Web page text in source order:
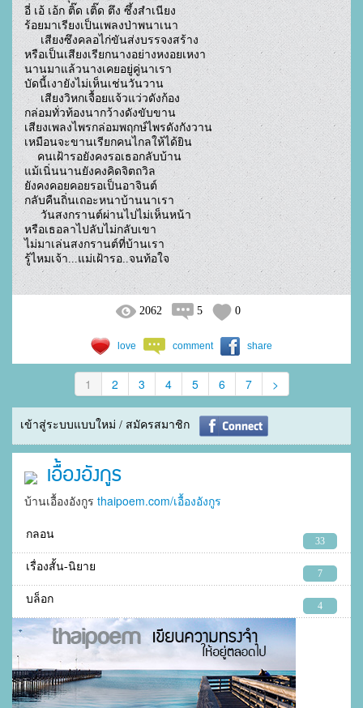
อี่ เอ้ เอ้ก ติ๊ด เติ๊ด ตึง ซึ้งสำเนียง
ร้อยมาเรียงเป็นเพลงป่าพนาเนา
     เสียงซึงคลอไก่ขันส่งบรรจงสร้าง
หรือเป็นเสียงเรียกนางอย่างหงอยเหงา
นานมาแล้วนางเคยอยู่คู่นาเรา
บัดนี้เงายังไม่เห็นเช่นวันวาน
     เสียงวิหกเจื้อยแจ้วแว่วดังก้อง
กล่อมทั่วท้องนากว้างดังขับขาน
เสียงเพลงไพรกล่อมพฤกษ์ไพรดังกังวาน
เหมือนจะขานเรียกคนไกลให้ได้ยิน
แม้เนิ่นนานยังคงคิดจิตถวิล
ยังคงคอยคอยรอเป็นอาจินต์
กลับคืนถิ่นเถอะหนาบ้านนาเรา
     วันสงกรานต์ผ่านไปไม่เห็นหน้า
หรือเธอลาไปลับไม่กลับเขา
ไม่มาเล่นสงกรานต์ที่บ้านเรา
รู้ไหมเจ้า...แม่เฝ้ารอ..จนท้อใจ
2062 5 0
love comment share
1 2 3 4 5 6 7 >
เข้าสู่ระบบแบบใหม่ / สมัครสมาชิก
เอื้องอังกูร
บ้านเอื้องอังกูร thaipoem.com/เอื้องอังกูร
กลอน
33
เรื่องสั้น-นิยาย
7
บล็อก
4